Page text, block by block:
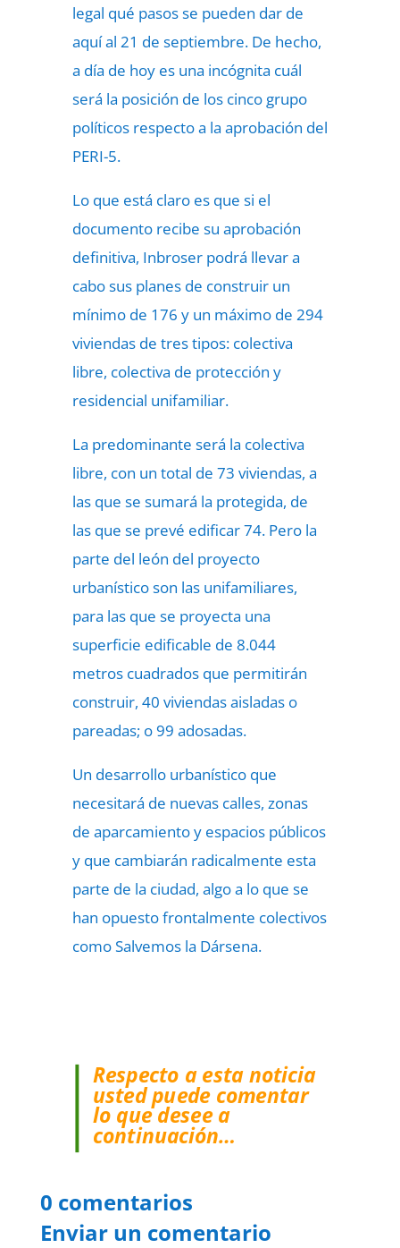
legal qué pasos se pueden dar de
aquí al 21 de septiembre. De hecho,
a día de hoy es una incógnita cuál
será la posición de los cinco grupo
políticos respecto a la aprobación del
PERI-5.
Lo que está claro es que si el
documento recibe su aprobación
definitiva, Inbroser podrá llevar a
cabo sus planes de construir un
mínimo de 176 y un máximo de 294
viviendas de tres tipos: colectiva
libre, colectiva de protección y
residencial unifamiliar.
La predominante será la colectiva
libre, con un total de 73 viviendas, a
las que se sumará la protegida, de
las que se prevé edificar 74. Pero la
parte del león del proyecto
urbanístico son las unifamiliares,
para las que se proyecta una
superficie edificable de 8.044
metros cuadrados que permitirán
construir, 40 viviendas aisladas o
pareadas; o 99 adosadas.
Un desarrollo urbanístico que
necesitará de nuevas calles, zonas
de aparcamiento y espacios públicos
y que cambiarán radicalmente esta
parte de la ciudad, algo a lo que se
han opuesto frontalmente colectivos
como Salvemos la Dársena.
Respecto a esta noticia
usted puede comentar
lo que desee a
continuación…
0 comentarios
Enviar un comentario